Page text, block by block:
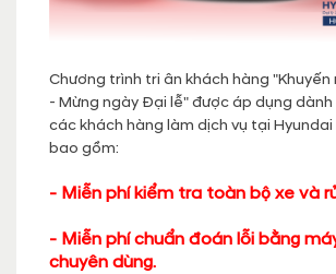
Chương trình tri ân khách hàng
- Mừng ngày Đại lễ" được áp dụng
các khách hàng làm dịch vụ tại Hyundai
bao gồm:
- Miễn phí kiểm tra toàn bộ xe và
- Miễn phí chuẩn đoán lỗi bằng
chuyên dùng.